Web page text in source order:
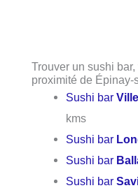
Trouver un sushi
proximité de Épinay-
Sushi bar
kms
Sushi bar
Sushi bar
Sushi bar